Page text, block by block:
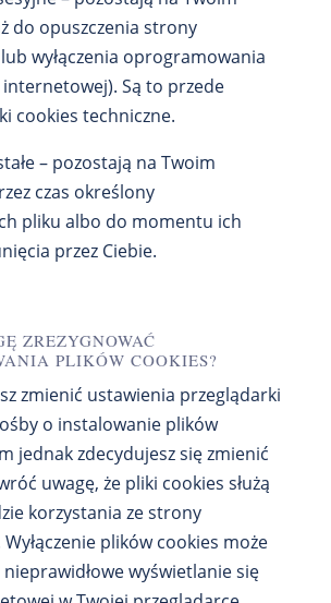
do opuszczenia strony
wyłączenia oprogramowania
Są to przede
cookies techniczne.
– pozostają na Twoim
czas określony
pliku albo do momentu ich
przez Ciebie.
ZREZYGNOWAĆ
PLIKÓW COOKIES?
zmienić ustawienia przeglądarki
o instalowanie plików
jednak zdecydujesz się zmienić
uwagę, że pliki cookies służą
korzystania ze strony
plików cookies może
wyświetlanie się